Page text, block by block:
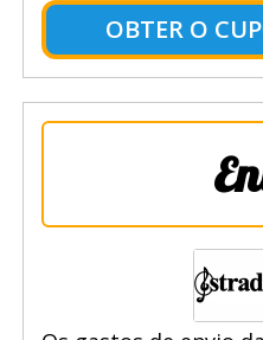
OBTER O